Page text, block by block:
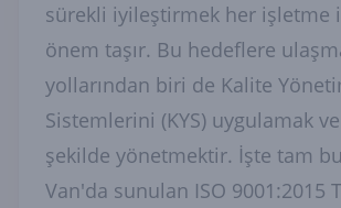
sürekli iyileştirmek her işletme
önem taşır. Bu hedeflere
yollarından biri de Kalite
Sistemlerini (KYS) uygulamak
şekilde yönetmektir. İşte tam
Van'da sunulan ISO 9001:2015